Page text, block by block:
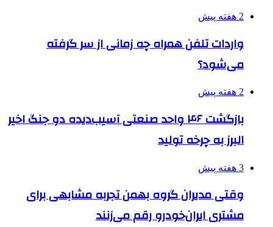
2 هفته پیش
واردات تلفن همراه چه زمانی از سر گرفته
می‌شود؟
2 هفته پیش
بازگشت ۴۶ واحد صنعتی آسیب‌دیده دو جنگ اخیر
البرز به چرخه تولید
3 هفته پیش
وقتی مدیران گروه بهمن تجربه مشابهی برای
مشتری ایران‌خودرو رقم می‌زنند